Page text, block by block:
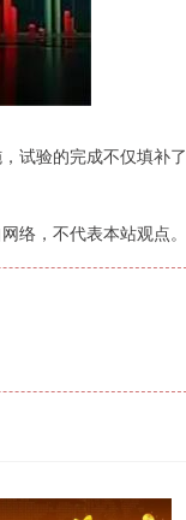
试验的完成不仅填补了
络，不代表本站观点。
-6.85 -0.15%